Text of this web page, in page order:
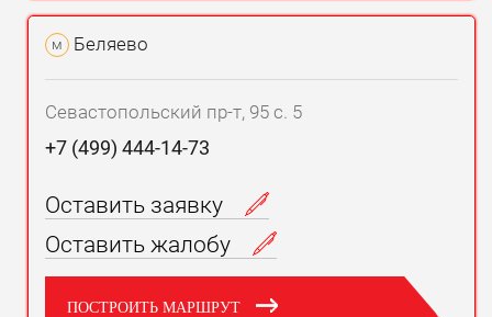
м Беляево
Севастопольский пр-т, 95 с. 5
+7 (499) 444-14-73
Оставить заявку
Оставить жалобу
ПОСТРОИТЬ МАРШРУТ